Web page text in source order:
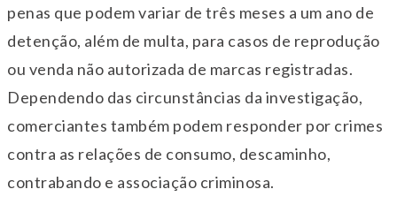
penas que podem variar de três meses a um ano de
detenção, além de multa, para casos de reprodução
ou venda não autorizada de marcas registradas.
Dependendo das circunstâncias da investigação,
comerciantes também podem responder por crimes
contra as relações de consumo, descaminho,
contrabando e associação criminosa.